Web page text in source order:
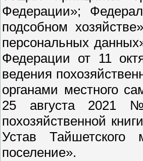
Федерации»;
подсобном
персональных
Федерации от 11
ведения
органами местного
25 августа 2021
похозяйственной
Устав Тайшетского
поселение».